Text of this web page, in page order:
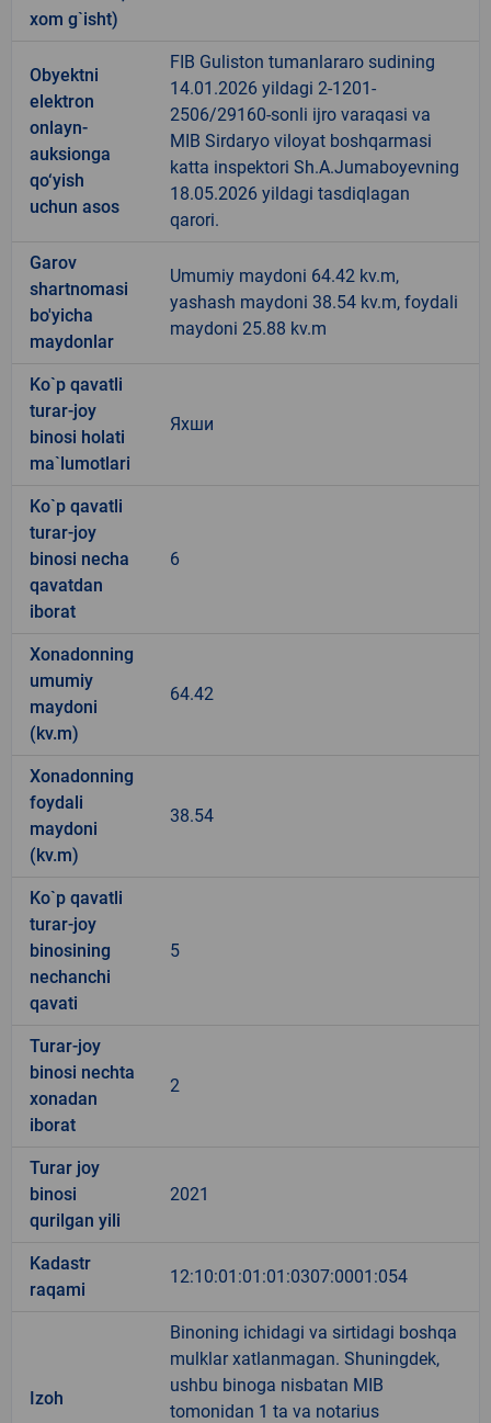
xom g`isht)
Obyektni
elektron
onlayn-
auksionga
qo‘yish
uchun asos
FIB Guliston tumanlararo sudining
14.01.2026 yildagi 2-1201-
2506/29160-sonli ijro varaqasi va
MIB Sirdaryo viloyat boshqarmasi
katta inspektori Sh.A.Jumaboyevning
18.05.2026 yildagi tasdiqlagan
qarori.
Garov
shartnomasi
bo'yicha
maydonlar
Umumiy maydoni 64.42 kv.m,
yashash maydoni 38.54 kv.m, foydali
maydoni 25.88 kv.m
Ko`p qavatli
turar-joy
binosi holati
ma`lumotlari
Яхши
Ko`p qavatli
turar-joy
binosi necha
qavatdan
iborat
6
Xonadonning
umumiy
maydoni
(kv.m)
64.42
Xonadonning
foydali
maydoni
(kv.m)
38.54
Ko`p qavatli
turar-joy
binosining
nechanchi
qavati
5
Turar-joy
binosi nechta
xonadan
iborat
2
Turar joy
binosi
qurilgan yili
2021
Kadastr
raqami
12:10:01:01:01:0307:0001:054
Izoh
Binoning ichidagi va sirtidagi boshqa
mulklar xatlanmagan. Shuningdek,
ushbu binoga nisbatan MIB
tomonidan 1 ta va notarius